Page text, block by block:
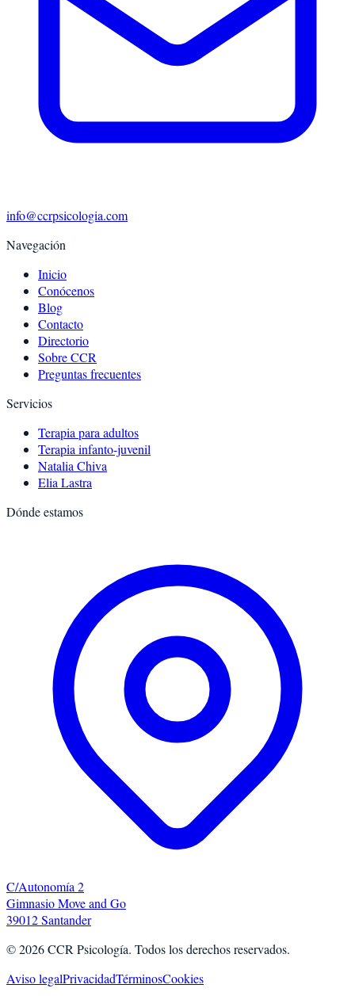
info@ccrpsicologia.com
Navegación
Inicio
Conócenos
Blog
Contacto
Directorio
Sobre CCR
Preguntas frecuentes
Servicios
Terapia para adultos
Terapia infanto-juvenil
Natalia Chiva
Elia Lastra
Dónde estamos
C/Autonomía 2
Gimnasio Move and Go
39012 Santander
©2026CCR Psicología. Todos los derechos reservados.
Aviso legalPrivacidadTérminosCookies